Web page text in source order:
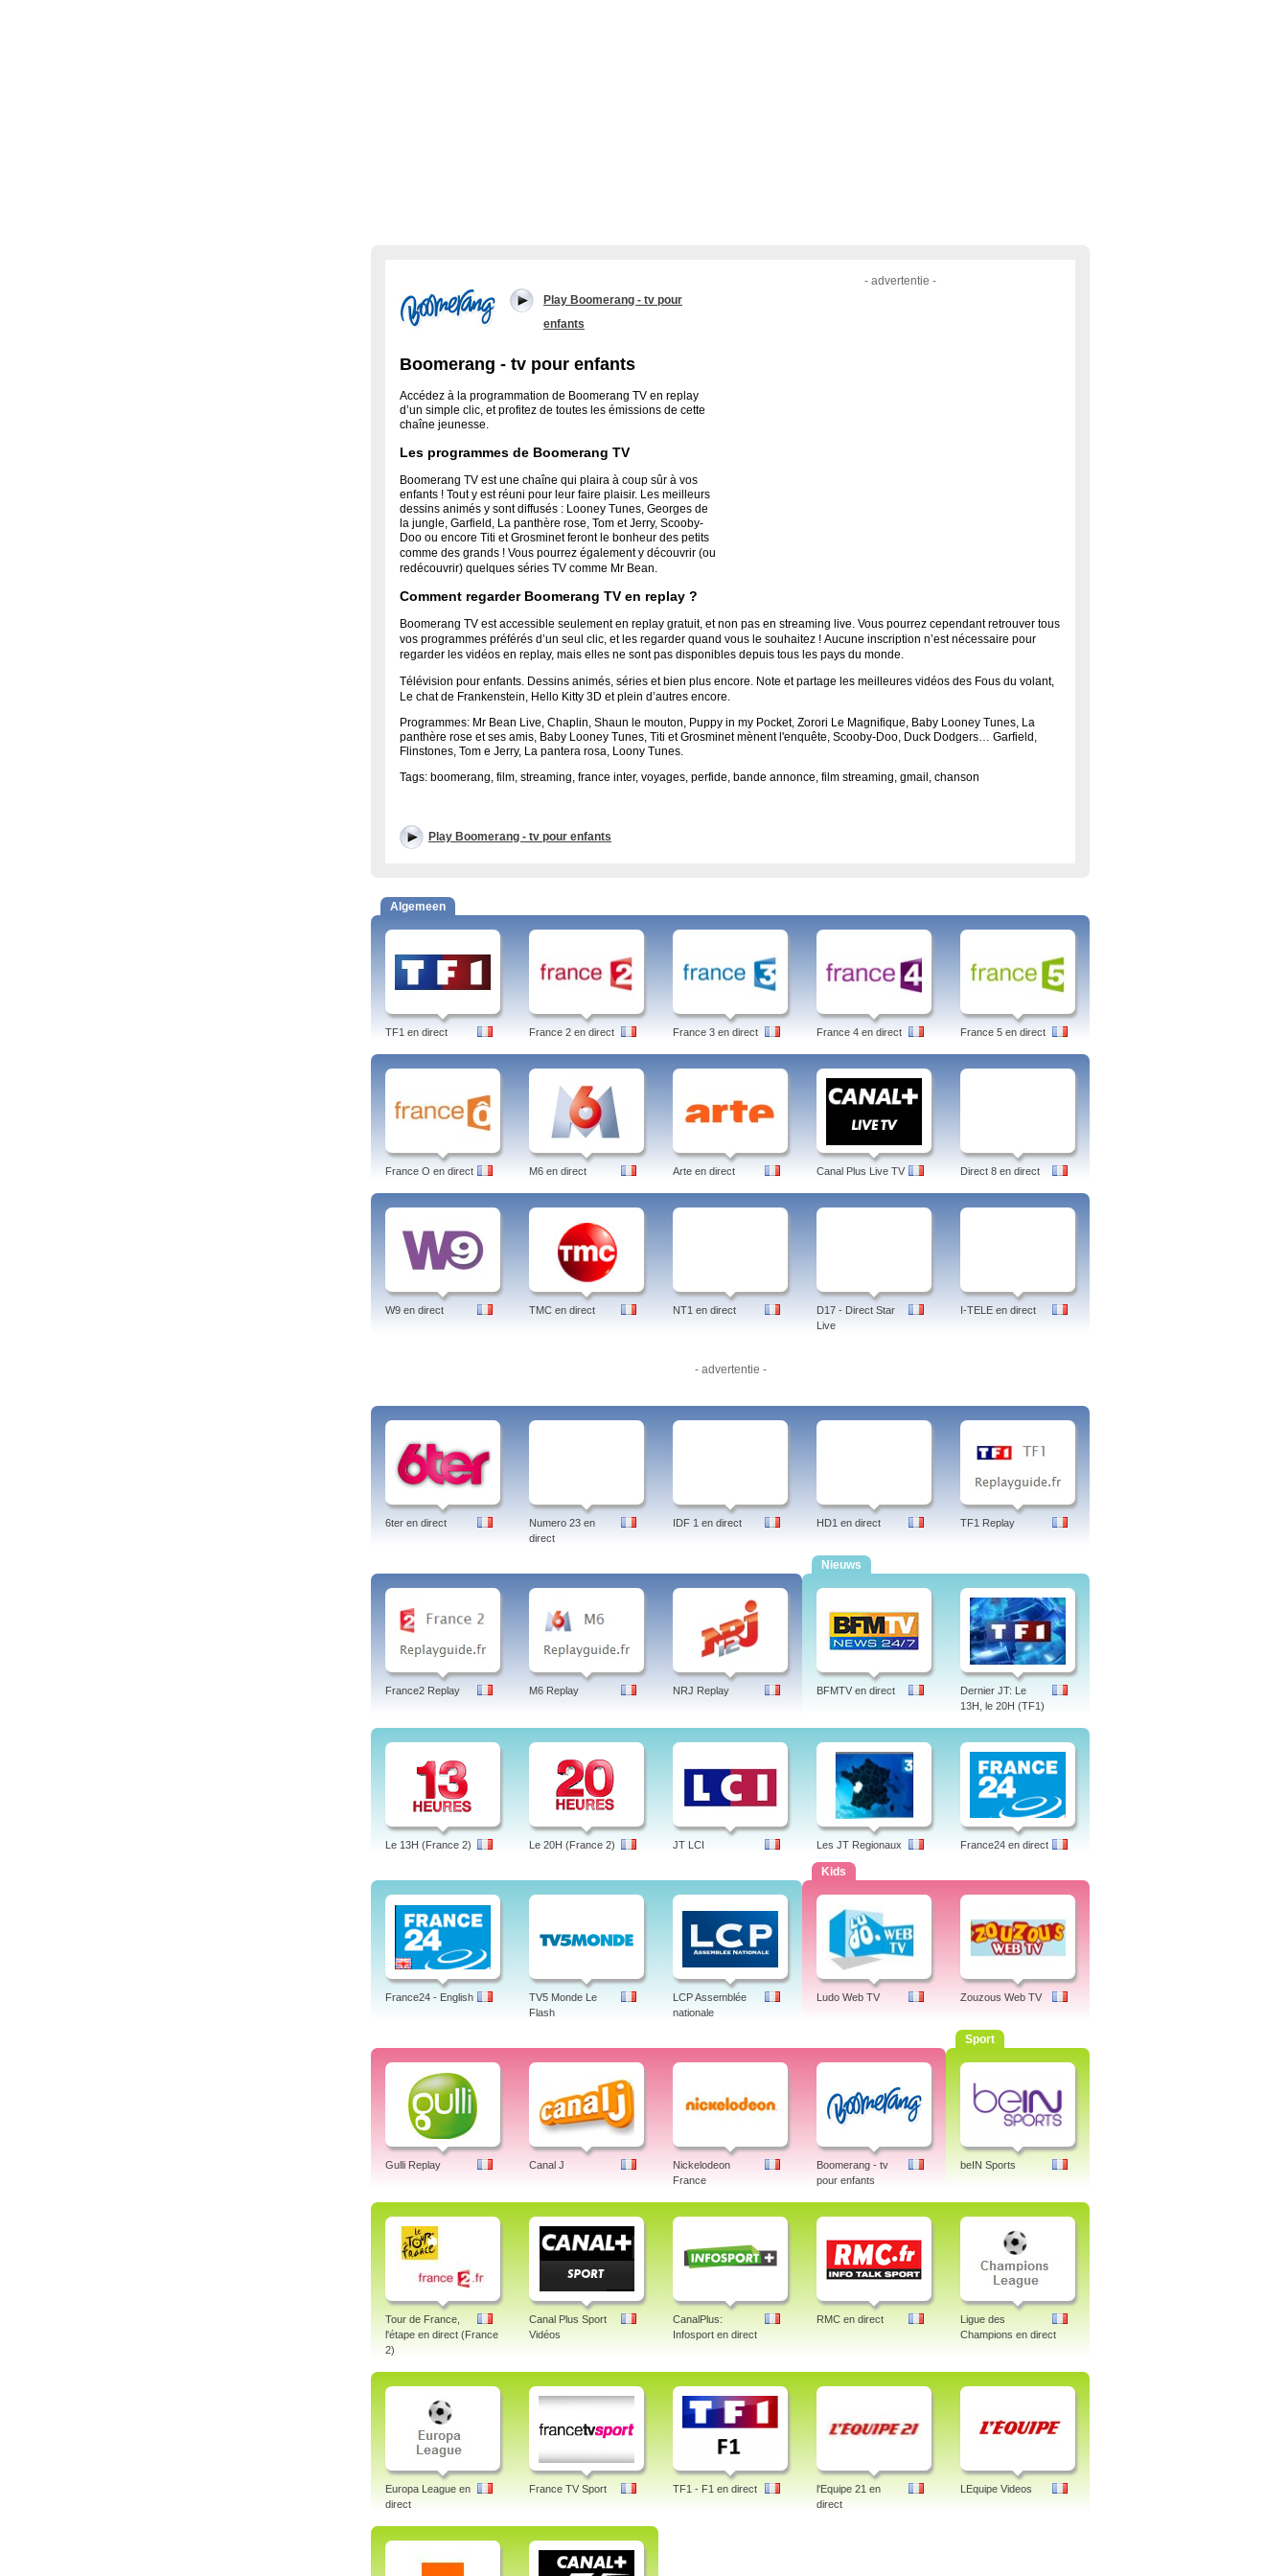
- advertentie -
Play Boomerang - tv pour
enfants
Boomerang - tv pour enfants
Accédez à la programmation de Boomerang TV en replay
d’un simple clic, et profitez de toutes les émissions de cette
chaîne jeunesse.
Les programmes de Boomerang TV
Boomerang TV est une chaîne qui plaira à coup sûr à vos
enfants ! Tout y est réuni pour leur faire plaisir. Les meilleurs
dessins animés y sont diffusés : Looney Tunes, Georges de
la jungle, Garfield, La panthère rose, Tom et Jerry, Scooby-
Doo ou encore Titi et Grosminet feront le bonheur des petits
comme des grands ! Vous pourrez également y découvrir (ou
redécouvrir) quelques séries TV comme Mr Bean.
Comment regarder Boomerang TV en replay ?
Boomerang TV est accessible seulement en replay gratuit, et non pas en streaming live. Vous pourrez cependant retrouver tous
vos programmes préférés d’un seul clic, et les regarder quand vous le souhaitez ! Aucune inscription n’est nécessaire pour
regarder les vidéos en replay, mais elles ne sont pas disponibles depuis tous les pays du monde.
Télévision pour enfants. Dessins animés, séries et bien plus encore. Note et partage les meilleures vidéos des Fous du volant,
Le chat de Frankenstein, Hello Kitty 3D et plein d’autres encore.
Programmes: Mr Bean Live, Chaplin, Shaun le mouton, Puppy in my Pocket, Zorori Le Magnifique, Baby Looney Tunes, La
panthère rose et ses amis, Baby Looney Tunes, Titi et Grosminet mènent l'enquête, Scooby-Doo, Duck Dodgers… Garfield,
Flinstones, Tom e Jerry, La pantera rosa, Loony Tunes.
Tags: boomerang, film, streaming, france inter, voyages, perfide, bande annonce, film streaming, gmail, chanson
Play Boomerang - tv pour enfants
Algemeen
TF1 en direct France 2 en direct France 3 en direct France 4 en direct France 5 en direct
France O en direct M6 en direct Arte en direct Canal Plus Live TV Direct 8 en direct
W9 en direct TMC en direct NT1 en direct
D17 - Direct Star
Live
I-TELE en direct
- advertentie -
6ter en direct
Numero 23 en
direct
IDF 1 en direct HD1 en direct TF1 Replay
France2 Replay M6 Replay NRJ Replay
Nieuws
BFMTV en direct
Dernier JT: Le
13H, le 20H (TF1)
Le 13H (France 2) Le 20H (France 2) JT LCI Les JT Regionaux France24 en direct
France24 - English
TV5 Monde Le
Flash
LCP Assemblée
nationale
Kids
Ludo Web TV Zouzous Web TV
Gulli Replay Canal J
Nickelodeon
France
Boomerang - tv
pour enfants
Sport
beIN Sports
Tour de France,
l'étape en direct (France
2)
Canal Plus Sport
Vidéos
CanalPlus:
Infosport en direct
RMC en direct
Ligue des
Champions en direct
Europa League en
direct
France TV Sport TF1 - F1 en direct
l'Equipe 21 en
direct
LEquipe Videos